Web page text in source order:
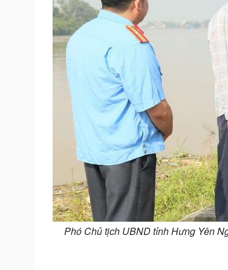
Phó Chủ tịch UBND tỉnh Hưng Yên